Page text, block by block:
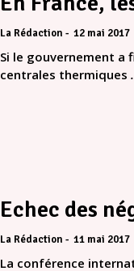
La Rédaction 12 mai 2017
Si le gouvernement a
centrales thermiques
Echec des
La Rédaction 11 mai 2017
La conférence